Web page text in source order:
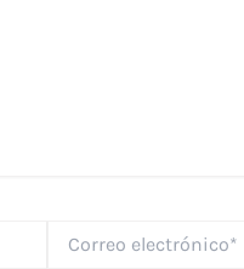
electrónico*